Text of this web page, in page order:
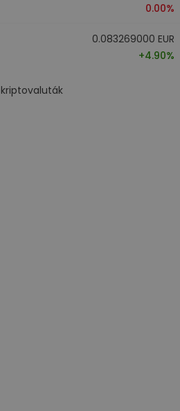
0.00%
0.083269000 EUR
+4.90%
kriptovaluták